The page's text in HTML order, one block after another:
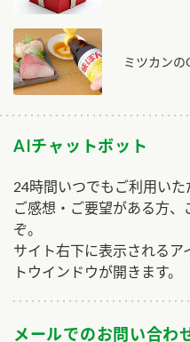
ミツカンの
AIチャットボット
24時間いつでもご利用いた
ご感想・ご要望がある方
ぞ。
サイト右下に表示されるア
トウインドウが開きます。
メールでのお問い合わ